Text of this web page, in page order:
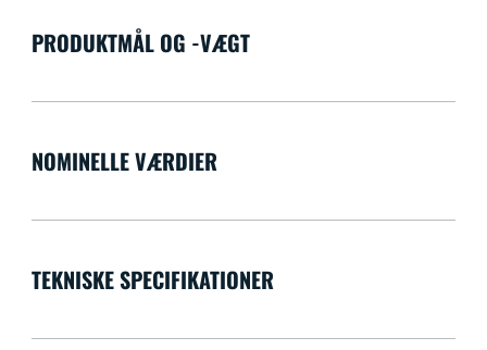
PRODUKTMÅL OG -VÆGT
NOMINELLE VÆRDIER
TEKNISKE SPECIFIKATIONER